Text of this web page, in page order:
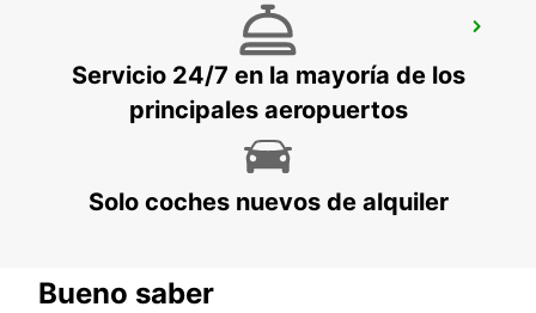
Servicio 24/7 en la mayoría de los
principales aeropuertos
Solo coches nuevos de alquiler
Bueno saber